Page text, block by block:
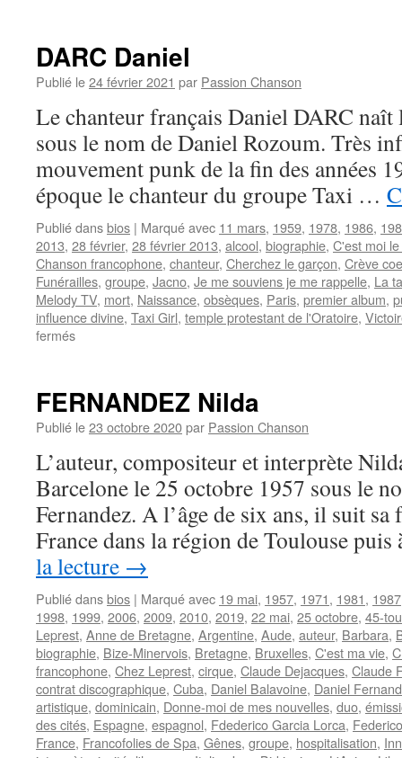
DARC Daniel
Publié le24 février 2021 par Passion Chanson
Le chanteur français Daniel DARC naît
sous le nom de Daniel Rozoum. Très
mouvement punk de la fin des années
époque le chanteur du groupe Taxi …
Publié dansbios | Marqué avec 11 mars, 1959, 1978, 1986,
2013, 28 février, 28 février 2013, alcool, biographie, C'est moi
Chanson francophone, chanteur, Cherchez le garçon, Crève
Funérailles, groupe, Jacno, Je me souviens je me rappelle, La
Melody TV, mort, Naissance, obsèques, Paris, premier album,
influence divine, Taxi Girl, temple protestant de l'Oratoire,
ferméssur
FERNANDEZ Nilda
Publié le23 octobre 2020par Passion Chanson
L’auteur, compositeur et interprète
Barcelone le 25 octobre 1957 sous le
Fernandez. A l’âge de six ans, il suit
France dans la région de Toulouse
la lecture →
Publié dansbios | Marqué avec 19 mai, 1957, 1971, 1981, 1987
1998, 1999, 2006, 2009, 2010, 2019, 22 mai, 25 octobre, 45-
Leprest, Anne de Bretagne, Argentine, Aude, auteur, Barbara,
biographie, Bize-Minervois, Bretagne, Bruxelles, C'est ma vie,
francophone, Chez Leprest, cirque, Claude Dejacques, Claude
contrat discographique, Cuba, Daniel Balavoine, Daniel
artistique, dominicain, Donne-moi de mes nouvelles, duo,
des cités, Espagne, espagnol, Fdederico Garcia Lorca,
France, Francofolies de Spa, Gênes, groupe, hospitalisation,